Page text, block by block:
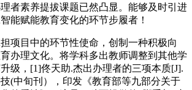
者素养提拔课题已然凸显。能够及时引进
能赋能教育变化的环节步履者！
目中的环节性使命，创制一种积极向
育办理文化。将学科多出教师调整到其他学
级，[1]佟天助.杰出办理者的三项本质[J].
(中旬刊），印发《教育部等九部分关于